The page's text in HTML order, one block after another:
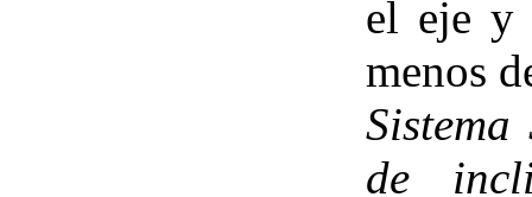
el eje y
menos
de